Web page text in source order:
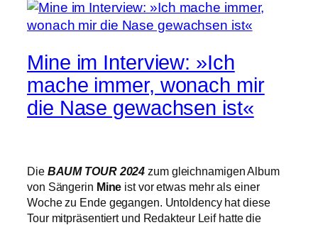
Mine im Interview: »Ich
mache immer, wonach mir
die Nase gewachsen ist«
Die BAUM TOUR 2024 zum gleichnamigen Album
von Sängerin Mine ist vor etwas mehr als einer
Woche zu Ende gegangen. Untoldency hat diese
Tour mitpräsentiert und Redakteur Leif hatte die